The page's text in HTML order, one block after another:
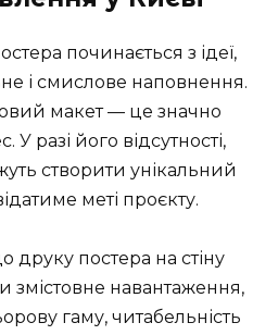
починається з ідеї,
і смислове наповнення.
макет — це значно
разі його відсутності,
створити унікальний
меті проєкту.
друку постера на стіну
змістовне навантаження,
гаму, читабельність